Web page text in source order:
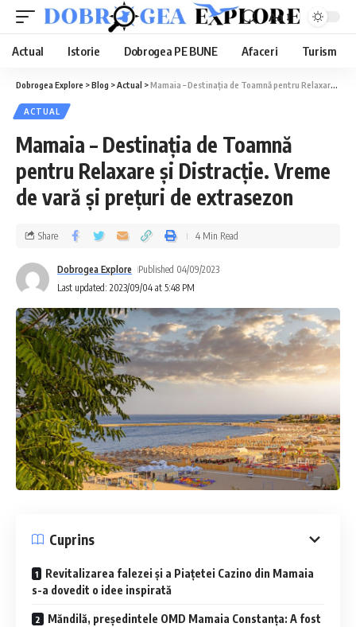
Aa
Actual Istorie Dobrogea PE BUNE Afaceri Turism
Dobrogea Explore >Blog >Actual >Mamaia – Destinația de Toamnă pentru Relaxare și Distracție. Vreme de vară şi preţuri de extrasezon
ACTUAL
Mamaia – Destinația de Toamnă
pentru Relaxare și Distracție. Vreme
de vară şi preţuri de extrasezon
Last updated: 2023/09/04 at 5:48 PM
Dobrogea Explore Published 04/09/2023
Share 4 Min Read
Cuprins
Revitalizarea falezei și a Piațetei Cazino din Mamaia
s-a dovedit o idee inspirată
Măndilă, președintele OMD Mamaia Constanța: A fost